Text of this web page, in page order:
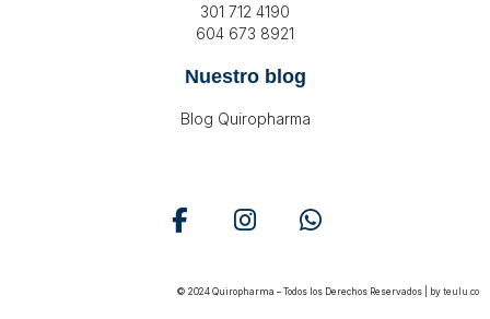
301 712 4190
604 673 8921
Nuestro blog
Blog Quiropharma
© 2024 Quiropharma – Todos los Derechos Reservados | by teulu.co